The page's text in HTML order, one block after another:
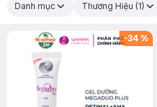
Danh mục Thương Hiệu (1)
-34 %